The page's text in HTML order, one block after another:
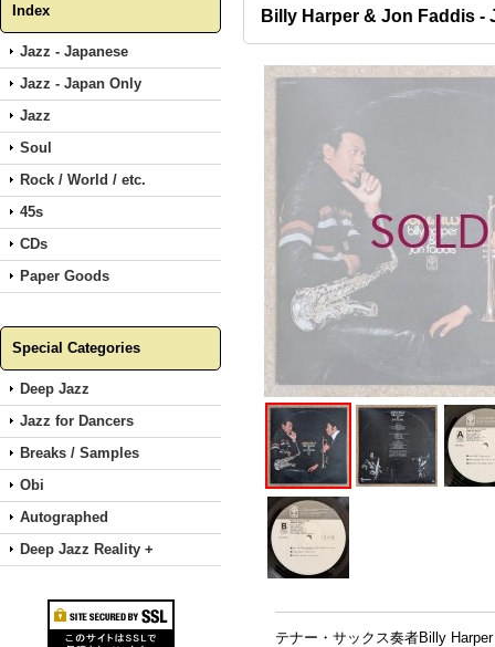
Index
Jazz - Japanese
Jazz - Japan Only
Jazz
Soul
Rock / World / etc.
45s
CDs
Paper Goods
Special Categories
Deep Jazz
Jazz for Dancers
Breaks / Samples
Obi
Autographed
Deep Jazz Reality +
Billy Harper & Jon Faddis -
テナー・サックス奏者Billy